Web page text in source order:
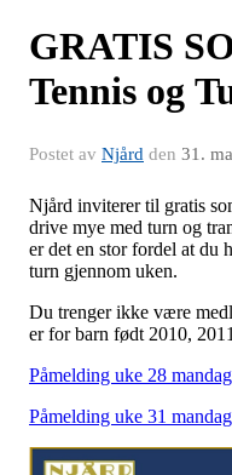
GRATIS
Tennis og
Postet av Njård den 31.
Njård inviterer til gratis
drive mye med turn og
er det en stor fordel at du
turn gjennom uken.
Du trenger ikke være
er for barn født 2010,
Påmelding uke 28
Påmelding uke 31